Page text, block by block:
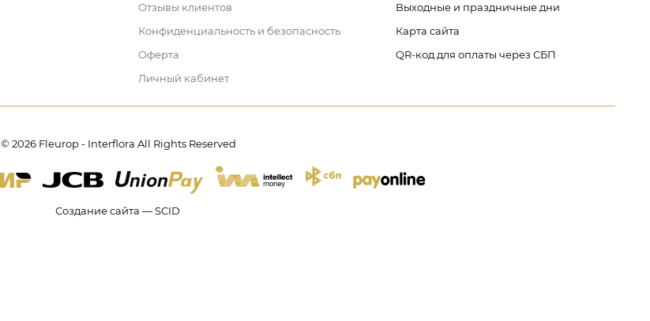
Отзывы клиентов
Конфиденциальность и безопасность
Оферта
Личный кабинет
Выходные и праздничные дни
Карта сайта
QR-код для оплаты через СБП
© 2026 Fleurop - Interflora All Rights Reserved
Создание сайта — SCID